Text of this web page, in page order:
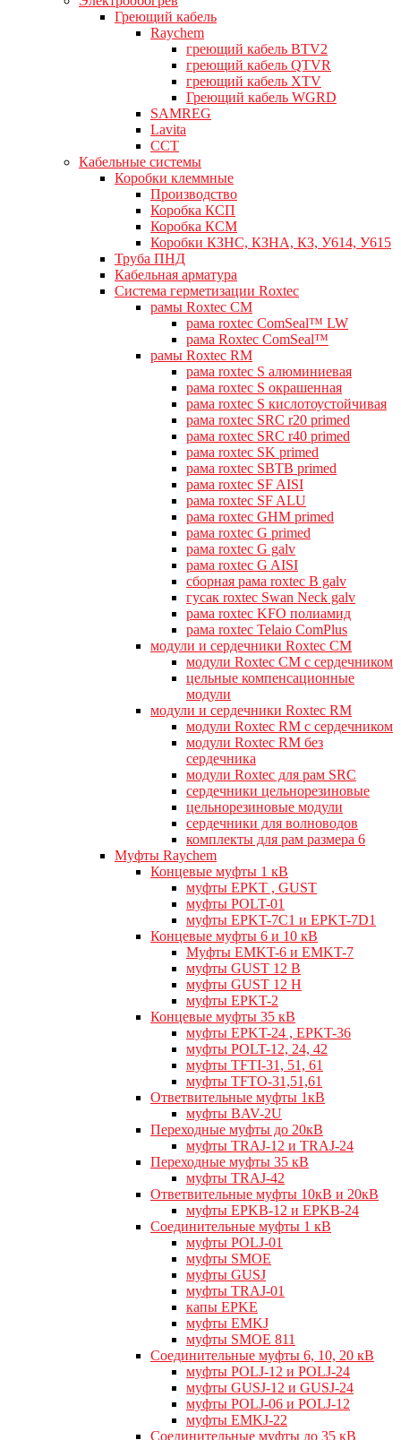
Греющий кабель
Raychem
греющий кабель BTV2
греющий кабель QTVR
греющий кабель XTV
Греющий кабель WGRD
SAMREG
Lavita
CCT
Кабельные системы
Коробки клеммные
Производство
Коробка КСП
Коробка КСМ
Коробки КЗНС, КЗНА, КЗ, У614, У615
Труба ПНД
Кабельная арматура
Система герметизации Roxtec
рамы Roxtec CM
рама roxtec ComSeal™ LW
рама Roxtec ComSeal™
рамы Roxtec RM
рама roxtec S алюминиевая
рама roxtec S окрашенная
рама roxtec S кислотоустойчивая
рама roxtec SRC r20 primed
рама roxtec SRC r40 primed
рама roxtec SK primed
рама roxtec SBTB primed
рама roxtec SF AISI
рама roxtec SF ALU
рама roxtec GHM primed
рама roxtec G primed
рама roxtec G galv
рама roxtec G AISI
сборная рама roxtec B galv
гусак roxtec Swan Neck galv
рама roxtec KFO полиамид
рама roxtec Telaio ComPlus
модули и сердечники Roxtec CM
модули Roxtec CM с сердечником
цельные компенсационные
модули
модули и сердечники Roxtec RM
модули Roxtec RM с сердечником
модули Roxtec RM без
сердечника
модули Roxtec для рам SRC
сердечники цельнорезиновые
цельнорезиновые модули
сердечники для волноводов
комплекты для рам размера 6
Муфты Raychem
Концевые муфты 1 кВ
муфты EPKT , GUST
муфты POLT-01
муфты EPKT-7C1 и EPKT-7D1
Концевые муфты 6 и 10 кВ
Муфты EMKT-6 и EMKT-7
муфты GUST 12 В
муфты GUST 12 Н
муфты EPKT-2
Концевые муфты 35 кВ
муфты EPKT-24 , EPKT-36
муфты POLT-12, 24, 42
муфты TFTI-31, 51, 61
муфты TFTO-31,51,61
Ответвительные муфты 1кВ
муфты BAV-2U
Переходные муфты до 20кВ
муфты TRAJ-12 и TRAJ-24
Переходные муфты 35 кВ
муфты TRAJ-42
Ответвительные муфты 10кВ и 20кВ
муфты EPKB-12 и EPKB-24
Cоединительные муфты 1 кВ
муфты POLJ-01
муфты SMOE
муфты GUSJ
муфты TRAJ-01
капы EPKE
муфты EMKJ
муфты SMOE 811
Соединительные муфты 6, 10, 20 кВ
муфты POLJ-12 и POLJ-24
муфты GUSJ-12 и GUSJ-24
муфты POLJ-06 и POLJ-12
муфты EMKJ-22
Соединительные муфты до 35 кВ